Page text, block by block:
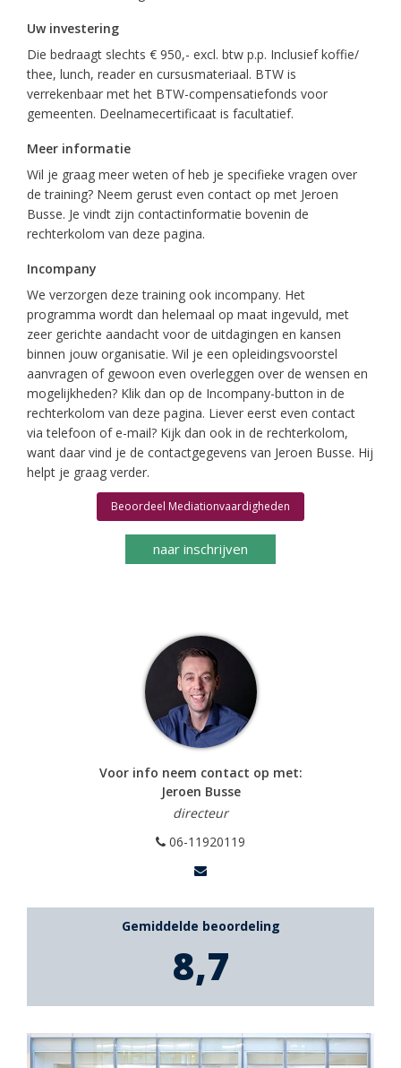
Uw investering
Die bedraagt slechts € 950,- excl. btw p.p. Inclusief koffie/
thee, lunch, reader en cursusmateriaal. BTW is
verrekenbaar met het BTW-compensatiefonds voor
gemeenten. Deelnamecertificaat is facultatief.
Meer informatie
Wil je graag meer weten of heb je specifieke vragen over
de training? Neem gerust even contact op met Jeroen
Busse. Je vindt zijn contactinformatie bovenin de
rechterkolom van deze pagina.
Incompany
We verzorgen deze training ook incompany. Het
programma wordt dan helemaal op maat ingevuld, met
zeer gerichte aandacht voor de uitdagingen en kansen
binnen jouw organisatie. Wil je een opleidingsvoorstel
aanvragen of gewoon even overleggen over de wensen en
mogelijkheden? Klik dan op de Incompany-button in de
rechterkolom van deze pagina. Liever eerst even contact
via telefoon of e-mail? Kijk dan ook in de rechterkolom,
want daar vind je de contactgegevens van Jeroen Busse. Hij
helpt je graag verder.
Beoordeel Mediationvaardigheden
naar inschrijven
Voor info neem contact op met:
Jeroen Busse
directeur
06-11920119
Gemiddelde beoordeling
8,7